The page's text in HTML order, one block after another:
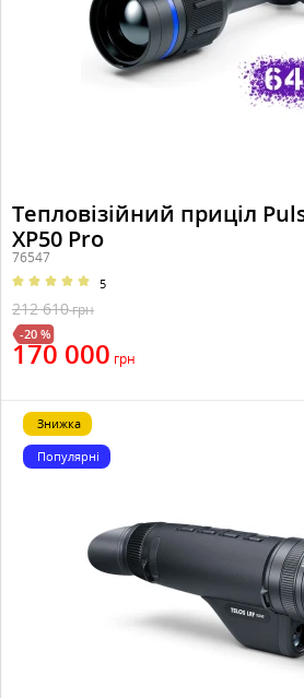
Тепловізійний приціл
XP50 Pro
76547
5
212 610грн
-20 %
170 000 грн
Знижка
Популярні